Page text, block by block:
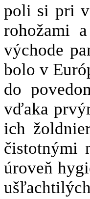
poli si pri
rohožami
východe
bolo v
do
vďaka
ich
čistotnými
úroveň